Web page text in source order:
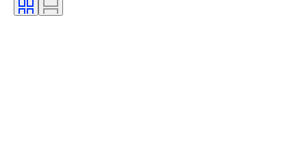
Mărime articol